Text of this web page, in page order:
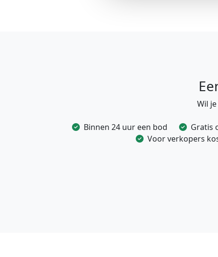
Wil
Binnen 24 uur een bod
Gratis
Voor verkopers